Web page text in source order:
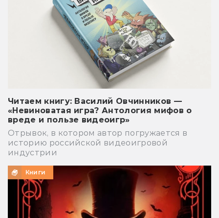
Читаем книгу: Василий Овчинников —
«Невиноватая игра? Антология мифов о
вреде и пользе видеоигр»
Отрывок, в котором автор погружается в
историю российской видеоигровой
индустрии
Книги